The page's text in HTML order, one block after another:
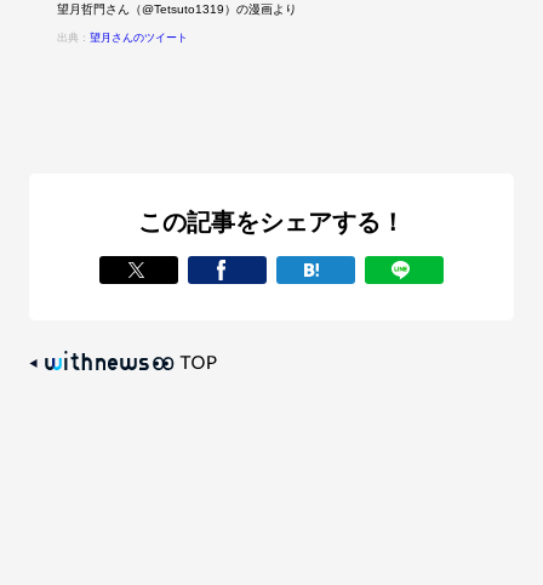
望月哲門さん（@Tetsuto1319）の漫画より
出典：望月さんのツイート
この記事をシェアする！